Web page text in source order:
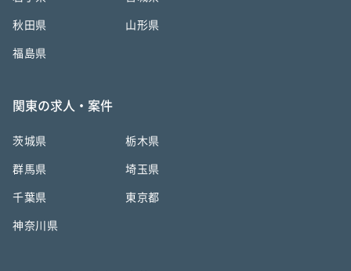
秋田県 山形県
福島県
関東の求人・案件
茨城県 栃木県
群馬県 埼玉県
千葉県 東京都
神奈川県